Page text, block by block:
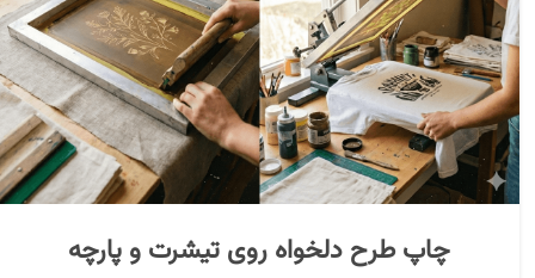
چاپ طرح دلخواه روی تیشرت و پارچه